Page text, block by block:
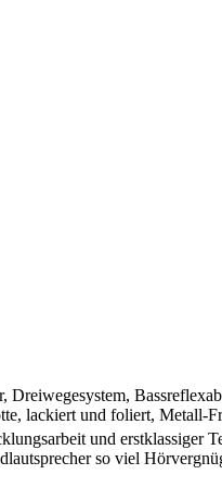
Dreiwegesystem,
lackiert und foliert, Metall-
und erstklassiger
so viel